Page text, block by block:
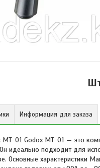
Информация для заказа
MT-01 Godox MT-01 — это
идеально подходит для
Основные характеристики